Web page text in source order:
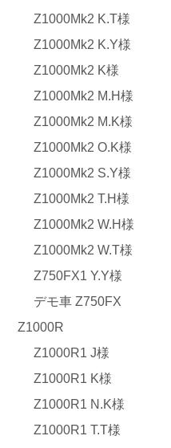
Z1000Mk2 K.T様
Z1000Mk2 K.Y様
Z1000Mk2 K様
Z1000Mk2 M.H様
Z1000Mk2 M.K様
Z1000Mk2 O.K様
Z1000Mk2 S.Y様
Z1000Mk2 T.H様
Z1000Mk2 W.H様
Z1000Mk2 W.T様
Z750FX1 Y.Y様
デモ車 Z750FX
Z1000R
Z1000R1 J様
Z1000R1 K様
Z1000R1 N.K様
Z1000R1 T.T様